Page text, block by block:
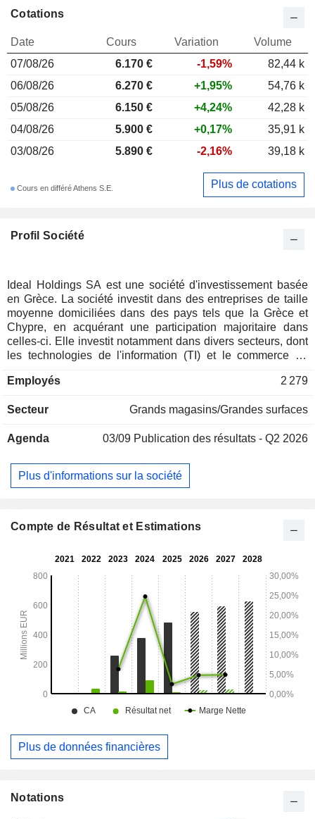
Profil Société
Ideal Holdings SA est une société d'investissement basée
en Grèce. La société investit dans des entreprises de taille
moyenne domiciliées dans des pays tels que la Grèce et
Chypre, en acquérant une participation majoritaire dans
celles-ci. Elle investit notamment dans divers secteurs, dont
les technologies de l'information (TI) et le commerce de
croissance de son chiffre d'affaires par divers moyens, tels
stratégie de sortie bien définie. Par l'intermédiaire de ses
fiduciaires et la cybersécurité, les solutions informatiques
développement de logiciels, la gestion de la communication
client et la distribution de produits technologiques, de
Employés 2 279
Secteur Grands magasins/Grandes surfaces
Agenda 03/09 Publication des résultats - Q2 2026
Plus d'informations sur la société
Cotations
Date Cours Variation
Volume
07/08/26
6.170 € -1,59%
82,44 k
06/08/26
6.270 € +1,95%
54,76 k
05/08/26
6.150 € +4,24%
42,28 k
04/08/26
5.900 € +0,17%
35,91 k
03/08/26
5.890 € -2,16% 39,18 k
Cours en différé Athens S.E. Plus de cotations
Compte de Résultat et Estimations
Plus de données financières
Notations